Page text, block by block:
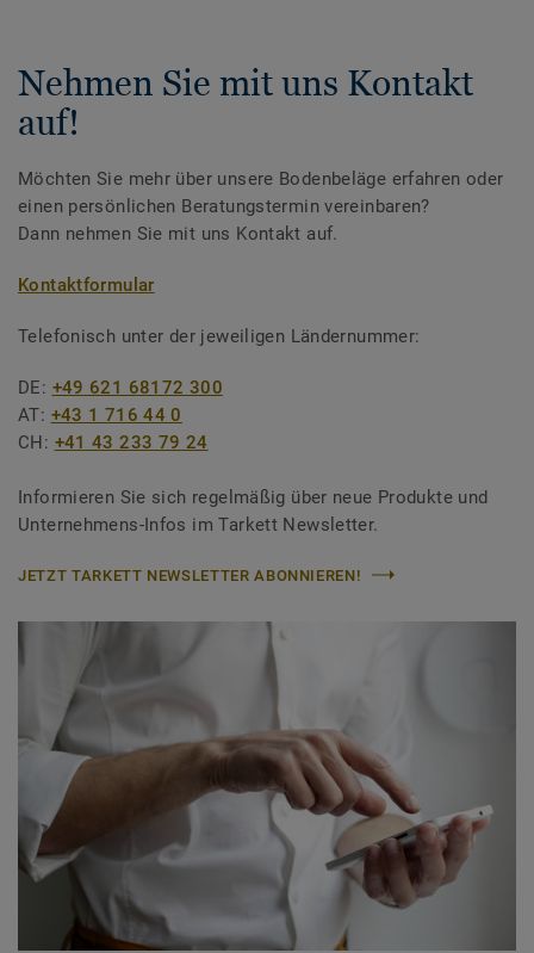
Nehmen Sie mit uns Kontakt
auf!
Möchten Sie mehr über unsere Bodenbeläge erfahren oder
einen persönlichen Beratungstermin vereinbaren?
Dann nehmen Sie mit uns Kontakt auf.
Kontaktformular
Telefonisch unter der jeweiligen Ländernummer:
DE: +49 621 68172 300
AT: +43 1 716 44 0
CH: +41 43 233 79 24
Informieren Sie sich regelmäßig über neue Produkte und
Unternehmens-Infos im Tarkett Newsletter.
JETZT TARKETT NEWSLETTER ABONNIEREN!